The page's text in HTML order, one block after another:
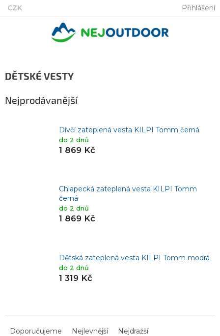
Přejít
CZK Přihlášení
DĚTSKÉ VESTY
Nejprodávanější
Dívčí zateplená vesta KILPI Tomm černá
do 2 dnů
1 869 Kč
Chlapecká zateplená vesta KILPI Tomm
černá
do 2 dnů
1 869 Kč
Dětská zateplená vesta KILPI Tomm modrá
do 2 dnů
1 319 Kč
Doporučujeme Nejlevnější Nejdražší